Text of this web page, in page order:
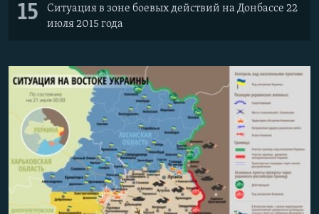
15
Ситуация в зоне боевых действий на Донбассе 22
июля 2015 года